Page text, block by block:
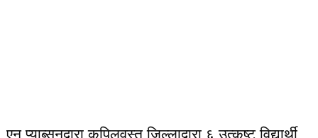
एन प्याब्सनद्वारा कपिलवस्तु जिल्लाद्वारा ६ उत्कृष्ट विद्यार्थी